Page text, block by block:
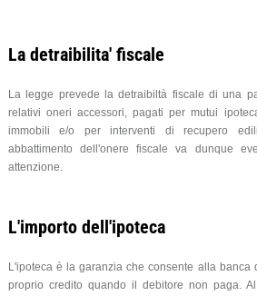
La detraibilita' fiscale
La legge prevede la detraibiltà fiscale di una
relativi oneri accessori, pagati per mutui
immobili e/o per interventi di recupero
abbattimento dell'onere fiscale va dunque
attenzione.
L'importo dell'ipoteca
L'ipoteca è la garanzia che consente alla banca
proprio credito quando il debitore non paga.